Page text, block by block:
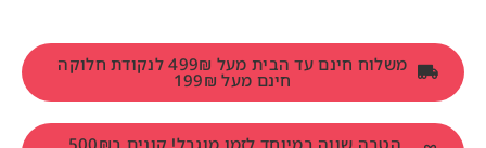
משלוח חינם עד הבית מעל 499₪ לנקודת חלוקה
חינם מעל 199₪
הטבה שווה במיוחד לזמן מוגבל! קונים ב500₪